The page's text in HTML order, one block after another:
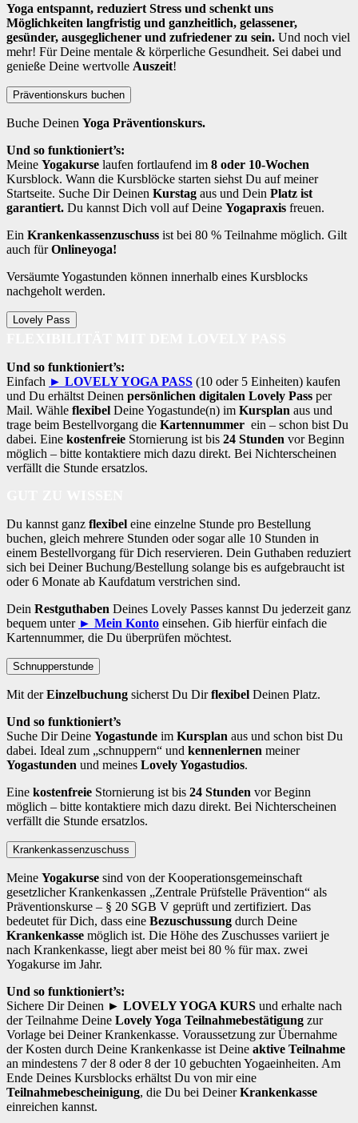
Yoga entspannt, reduziert Stress und schenkt uns
Möglichkeiten langfristig und ganzheitlich, gelassener,
gesünder, ausgeglichener und zufriedener zu sein. Und noch viel
mehr! Für Deine mentale & körperliche Gesundheit. Sei dabei und
genieße Deine wertvolle Auszeit!
Präventionskurs buchen
Buche Deinen Yoga Präventionskurs.
Und so funktioniert’s:
Meine Yogakurse laufen fortlaufend im 8 oder 10-Wochen
Kursblock. Wann die Kursblöcke starten siehst Du auf meiner
Startseite. Suche Dir Deinen Kurstag aus und Dein Platz ist
garantiert. Du kannst Dich voll auf Deine Yogapraxis freuen.
Ein Krankenkassenzuschuss ist bei 80 % Teilnahme möglich. Gilt
auch fürOnlineyoga!
Versäumte Yogastunden können innerhalb eines Kursblocks
nachgeholt werden.
Lovely Pass
Und so funktioniert’s:
Einfach ► LOVELY YOGA PASS (10 oder 5 Einheiten) kaufen
und Du erhältst Deinen persönlichen digitalen Lovely Pass per
Mail. Wähle flexibel Deine Yogastunde(n) im Kursplan aus und
trage beim Bestellvorgang die Kartennummer ein – schon bist Du
dabei. Eine kostenfreie Stornierung ist bis 24 Stunden vor Beginn
möglich – bitte kontaktiere mich dazu direkt. Bei Nichterscheinen
verfällt die Stunde ersatzlos.
Du kannst ganz flexibel eine einzelne Stunde pro Bestellung
buchen, gleich mehrere Stunden oder sogar alle 10 Stunden in
einem Bestellvorgang für Dich reservieren. Dein Guthaben reduziert
sich bei Deiner Buchung/Bestellung solange bis es aufgebraucht ist
oder 6 Monate ab Kaufdatum verstrichen sind.
Dein Restguthaben Deines Lovely Passes kannst Du jederzeit ganz
bequem unter ► Mein Konto einsehen. Gib hierfür einfach die
Kartennummer, die Du überprüfen möchtest.
Schnupperstunde
Mit derEinzelbuchung sicherst Du Dirflexibel Deinen Platz.
Und so funktioniert’s
Suche Dir Deine Yogastunde im Kursplan aus und schon bist Du
dabei. Ideal zum „schnuppern“ und kennenlernen meiner
Yogastunden und meines Lovely Yogastudios.
Eine kostenfreie Stornierung ist bis 24 Stunden vor Beginn
möglich – bitte kontaktiere mich dazu direkt. Bei Nichterscheinen
verfällt die Stunde ersatzlos.
Krankenkassenzuschuss
Meine Yogakurse sind von der Kooperationsgemeinschaft
gesetzlicher Krankenkassen „Zentrale Prüfstelle Prävention“ als
Präventionskurse – § 20 SGB V geprüft und zertifiziert. Das
bedeutet für Dich, dass eine Bezuschussung durch Deine
Krankenkasse möglich ist. Die Höhe des Zuschusses variiert je
nach Krankenkasse, liegt aber meist bei 80 % für max. zwei
Yogakurse im Jahr.
Und so funktioniert’s:
Sichere Dir Deinen ► LOVELY YOGA KURS und erhalte nach
der Teilnahme Deine Lovely Yoga Teilnahmebestätigung zur
Vorlage bei Deiner Krankenkasse. Voraussetzung zur Übernahme
der Kosten durch Deine Krankenkasse ist Deine aktive Teilnahme
an mindestens 7 der 8 oder 8 der 10 gebuchten Yogaeinheiten. Am
Ende Deines Kursblocks erhältst Du von mir eine
Teilnahmebescheinigung, die Du bei DeinerKrankenkasse
einreichen kannst.